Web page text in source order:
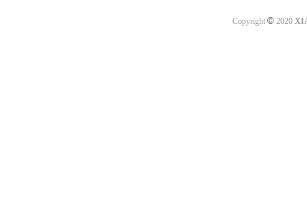
Copyright ©2020